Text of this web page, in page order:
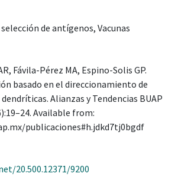
selección de antígenos, Vacunas
Fávila-Pérez MA, Espino-Solis GP.
basado en el direccionamiento de
Alianzas y Tendencias BUAP
Available from:
publicaciones#h.jdkd7tj0bgdf
20.500.12371/9200